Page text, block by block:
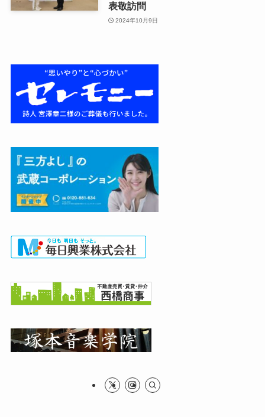
表敬訪問
2024年10月9日